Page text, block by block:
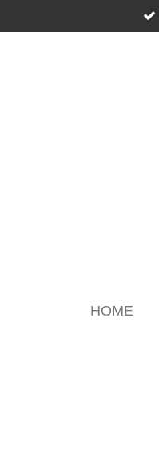
to
HOME